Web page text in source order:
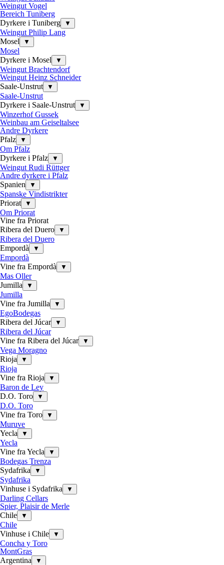
Weingut Vogel
Bereich Tuniberg
Dyrkere i Tuniberg
▼
Weingut Philip Lang
Mosel
▼
Mosel
Dyrkere i Mosel
▼
Weingut Brachtendorf
Weingut Heinz Schneider
Saale-Unstrut
▼
Saale-Unstrut
Dyrkere i Saale-Unstrut
▼
Winzerhof Gussek
Weinbau am Geiseltalsee
Andre Dyrkere
Pfalz
▼
Om Pfalz
Dyrkere i Pfalz
▼
Weingut Rudi Rüttger
Andre dyrkere i Pfalz
Spanien
▼
Spanske Vindistrikter
Priorat
▼
Om Priorat
Vine fra Priorat
Ribera del Duero
▼
Ribera del Duero
Empordà
▼
Empordà
Vine fra Empordà
▼
Mas Oller
Jumilla
▼
Jumilla
Vine fra Jumilla
▼
EgoBodegas
Ribera del Júcar
▼
Ribera del Júcar
Vine fra Ribera del Júcar
▼
Vega Moragno
Rioja
▼
Rioja
Vine fra Rioja
▼
Baron de Ley
D.O. Toro
▼
D.O. Toro
Vine fra Toro
▼
Muruve
Yecla
▼
Yecla
Vine fra Yecla
▼
Bodegas Trenza
Sydafrika
▼
Sydafrika
Vinhuse i Sydafrika
▼
Darling Cellars
Spier, Plaisir de Merle
Chile
▼
Chile
Vinhuse i Chile
▼
Concha y Toro
MontGras
Argentina
▼